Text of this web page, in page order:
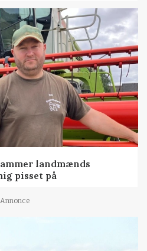
landmænds
pisset på
Annonce